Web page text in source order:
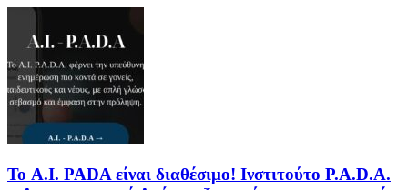
Το A.I. PADA είναι διαθέσιμο! Ινστιτούτο P.A.D.A.